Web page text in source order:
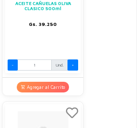
ACEITE CAÑUELAS OLIVA
CLASICO 500ml
Gs. 39.250
- Und. +
Agregar al Carrito